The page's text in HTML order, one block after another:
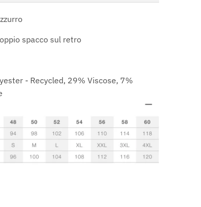
spacco sul retro
- Recycled, 29% Viscose, 7%